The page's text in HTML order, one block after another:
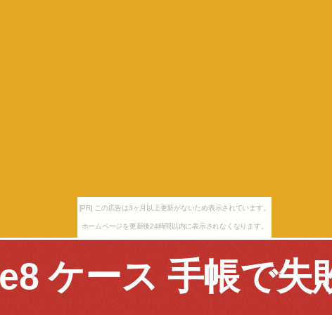
[PR] この広告は3ヶ月以上更新がないため表示されています。
ホームページを更新後24時間以内に表示されなくなります。
ケース 手帳で失